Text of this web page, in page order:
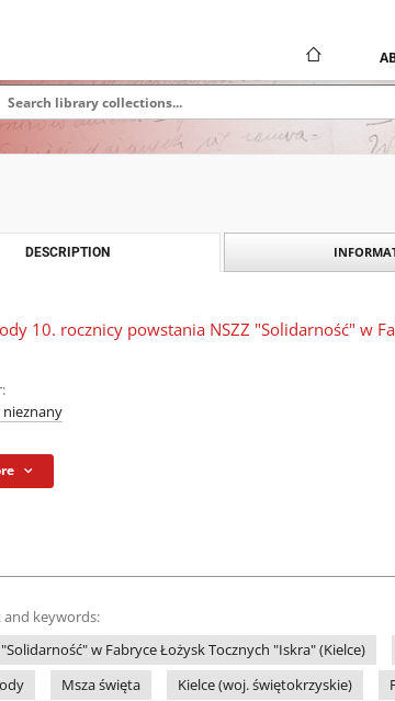
DESCRIPTION
10. rocznicy powstania NSZZ "Solidarność" w
nieznany
and keywords:
"Solidarność" w Fabryce Łożysk Tocznych "Iskra" (Kielce)
Msza święta Kielce (woj. świętokrzyskie)